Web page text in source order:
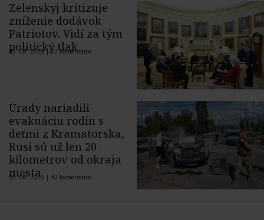
Zelenskyj kritizuje
zníženie dodávok
Patriotov. Vidí za tým
politický tlak
05. 08. 2026 |22 komentárov
Úrady nariadili
evakuáciu rodín s
deťmi z Kramatorska,
Rusi sú už len 20
kilometrov od okraja
mesta
05. 08. 2026 | 42 komentárov